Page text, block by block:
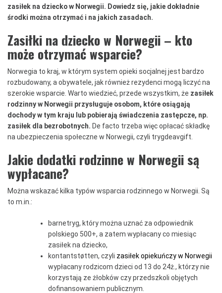
zasiłek na dziecko w Norwegii. Dowiedz się, jakie dokładnie
środki można otrzymać i na jakich zasadach.
Zasiłki na dziecko w Norwegii – kto
może otrzymać wsparcie?
Norwegia to kraj, w którym system opieki socjalnej jest bardzo
rozbudowany, a obywatele, jak również rezydenci mogą liczyć na
szerokie wsparcie. Warto wiedzieć, przede wszystkim, że zasiłek
rodzinny w Norwegii przysługuje osobom, które osiągają
dochody w tym kraju lub pobierają świadczenia zastępcze, np.
zasiłek dla bezrobotnych. De facto trzeba więc opłacać składkę
na ubezpieczenia społeczne w Norwegii, czyli trygdeavgift.
Jakie dodatki rodzinne w Norwegii są
wypłacane?
Można wskazać kilka typów wsparcia rodzinnego w Norwegii. Są
to m.in.:
barnetryg, który można uznać za odpowiednik
polskiego 500+, a zatem wypłacany co miesiąc
zasiłek na dziecko,
kontantstøtten, czyli zasiłek opiekuńczy w Norwegii
wypłacany rodzicom dzieci od 13 do 24ż., którzy nie
korzystają ze żłobków czy przedszkoli objętych
dofinansowaniem publicznym.